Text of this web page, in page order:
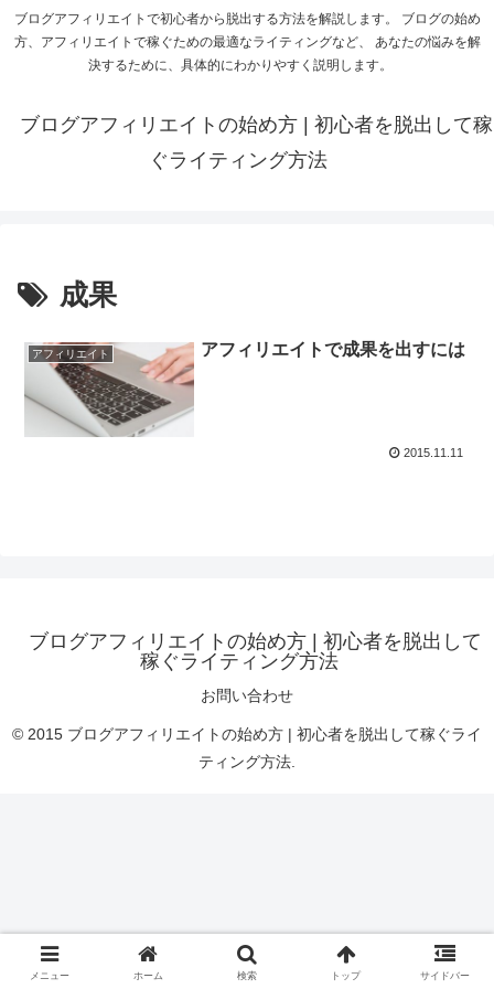
ブログアフィリエイトで初心者から脱出する方法を解説します。 ブログの始め
方、アフィリエイトで稼ぐための最適なライティングなど、 あなたの悩みを解
決するために、具体的にわかりやすく説明します。
ブログアフィリエイトの始め方 | 初心者を脱出して稼
ぐライティング方法
成果
アフィリエイト アフィリエイトで成果を出すには
2015.11.11
ブログアフィリエイトの始め方 | 初心者を脱出して
稼ぐライティング方法
お問い合わせ
© 2015 ブログアフィリエイトの始め方 | 初心者を脱出して稼ぐライ
ティング方法.
メニュー ホーム 検索 トップ サイドバー